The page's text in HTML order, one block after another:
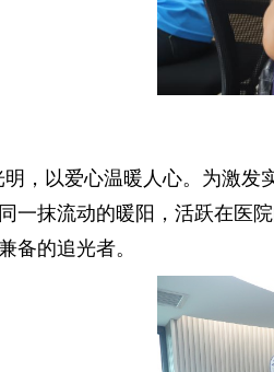
明，以爱心温暖人心。为激发
一抹流动的暖阳，活跃在医
备的追光者。